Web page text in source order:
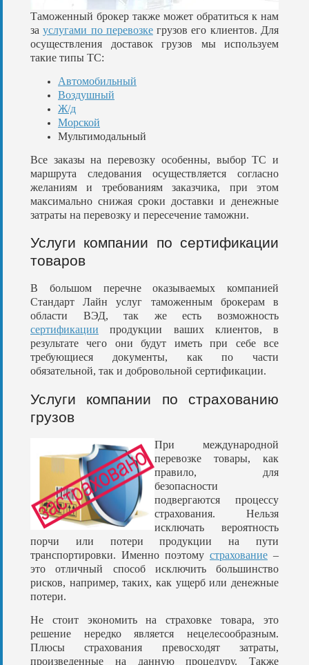
Таможенный брокер также может обратиться к нам
зауслугами по перевозкегрузов его клиентов. Для
осуществления доставок грузов мы используем
такие типы ТС:
Автомобильный
Воздушный
Ж/д
Морской
Мультимодальный
Все заказы на перевозку особенны, выбор ТС и
маршрута следования осуществляется согласно
желаниям и требованиям заказчика, при этом
максимально снижая сроки доставки и денежные
затраты на перевозку и пересечение таможни.
Услуги компании по сертификации
товаров
В большом перечне оказываемых компанией
Стандарт Лайн услуг таможенным брокерам в
области ВЭД, так же есть возможность
сертификации продукции ваших клиентов, в
результате чего они будут иметь при себе все
требующиеся документы, как по части
обязательной, так и добровольной сертификации.
Услуги компании по страхованию
грузов
При международной
перевозке товары, как
правило, для
безопасности
подвергаются процессу
страхования. Нельзя
исключать вероятность
порчи или потери продукции на пути
транспортировки. Именно поэтому страхование –
это отличный способ исключить большинство
рисков, например, таких, как ущерб или денежные
потери.
Не стоит экономить на страховке товара, это
решение нередко является нецелесообразным.
Плюсы страхования превосходят затраты,
произведенные на данную процедуру. Также